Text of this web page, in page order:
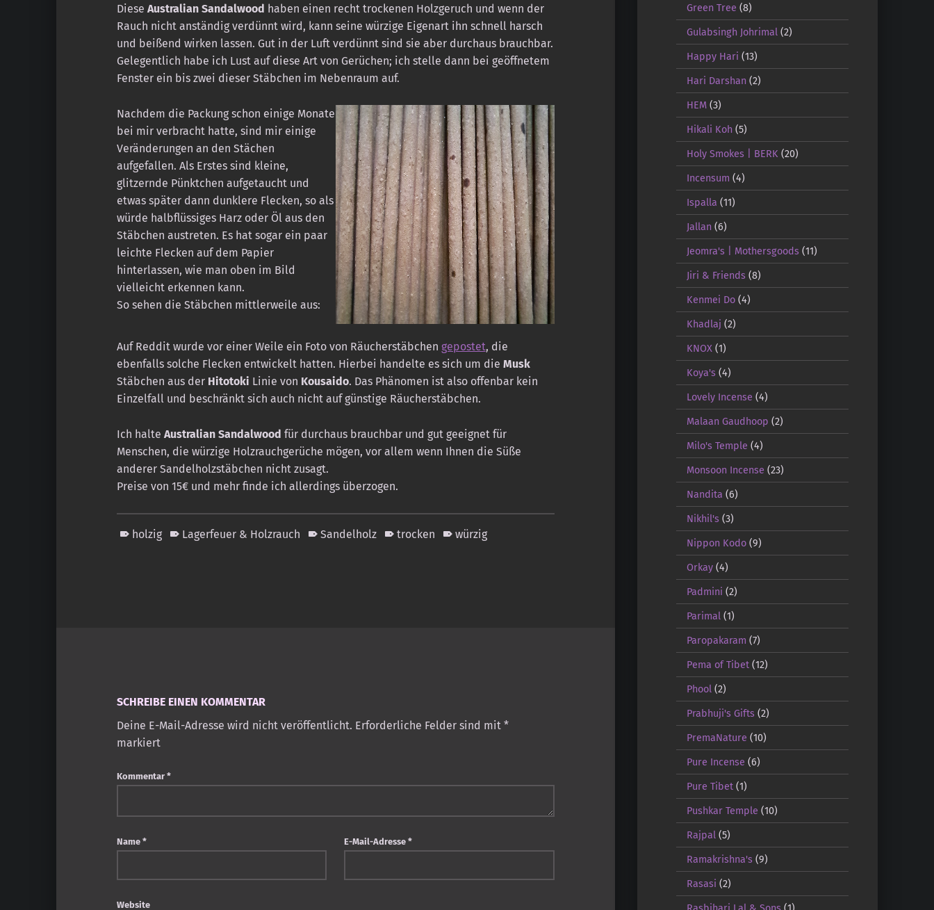
Diese Australian Sandalwood haben einen recht trockenen Holzgeruch und wenn der
Rauch nicht anständig verdünnt wird, kann seine würzige Eigenart ihn schnell harsch
und beißend wirken lassen. Gut in der Luft verdünnt sind sie aber durchaus brauchbar.
Gelegentlich habe ich Lust auf diese Art von Gerüchen; ich stelle dann bei geöffnetem
Fenster ein bis zwei dieser Stäbchen im Nebenraum auf.
Nachdem die Packung schon einige Monate
bei mir verbracht hatte, sind mir einige
Veränderungen an den Stächen
aufgefallen. Als Erstes sind kleine,
glitzernde Pünktchen aufgetaucht und
etwas später dann dunklere Flecken, so als
würde halbflüssiges Harz oder Öl aus den
Stäbchen austreten. Es hat sogar ein paar
leichte Flecken auf dem Papier
hinterlassen, wie man oben im Bild
vielleicht erkennen kann.
So sehen die Stäbchen mittlerweile aus:
Auf Reddit wurde vor einer Weile ein Foto von Räucherstäbchen gepostet, die
ebenfalls solche Flecken entwickelt hatten. Hierbei handelte es sich um die Musk
Stäbchen aus der Hitotoki Linie von Kousaido. Das Phänomen ist also offenbar kein
Einzelfall und beschränkt sich auch nicht auf günstige Räucherstäbchen.
Ich halte Australian Sandalwood für durchaus brauchbar und gut geeignet für
Menschen, die würzige Holzrauchgerüche mögen, vor allem wenn Ihnen die Süße
anderer Sandelholzstäbchen nicht zusagt.
Preise von 15€ und mehr finde ich allerdings überzogen.
holzig Lagerfeuer & Holzrauch Sandelholz trocken würzig
SCHREIBE EINEN KOMMENTAR
Deine E-Mail-Adresse wird nicht veröffentlicht. Erforderliche Felder sind mit *
markiert
Kommentar *
Name * E-Mail-Adresse*
Website
Green Tree (8)
Gulabsingh Johrimal (2)
Happy Hari (13)
Hari Darshan(2)
HEM(3)
Hikali Koh(5)
Holy Smokes | BERK (20)
Incensum (4)
Ispalla (11)
Jallan(6)
Jeomra's | Mothersgoods(11)
Jiri & Friends(8)
Kenmei Do(4)
Khadlaj (2)
KNOX (1)
Koya's(4)
Lovely Incense (4)
Malaan Gaudhoop (2)
Milo's Temple (4)
Monsoon Incense (23)
Nandita (6)
Nikhil's(3)
Nippon Kodo(9)
Orkay(4)
Padmini (2)
Parimal (1)
Paropakaram (7)
Pema of Tibet(12)
Phool (2)
Prabhuji's Gifts(2)
PremaNature (10)
Pure Incense (6)
Pure Tibet(1)
Pushkar Temple (10)
Rajpal (5)
Ramakrishna's(9)
Rasasi (2)